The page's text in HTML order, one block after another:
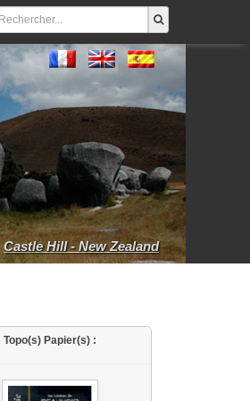
Castle Hill - New Zealand
Topo(s) Papier(s) :